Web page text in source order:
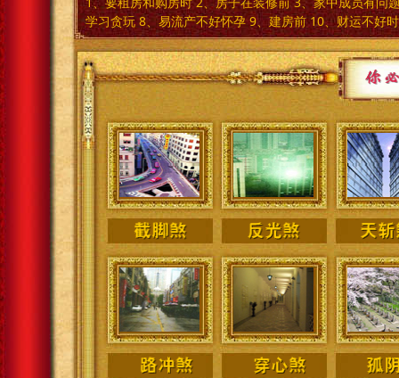
学习贪玩 8、易流产不好怀孕 9、建房前 10、财运不好